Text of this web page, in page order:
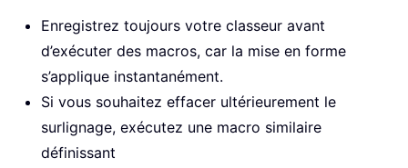
Enregistrez toujours votre classeur avant
d’exécuter des macros, car la mise en forme
s’applique instantanément.
Si vous souhaitez effacer ultérieurement le
surlignage, exécutez une macro similaire
définissant